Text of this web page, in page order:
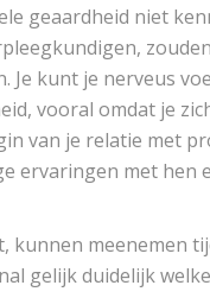
geaardheid niet
kunt je nerveus
vooral omdat je
van je relatie met
ervaringen met hen
kunnen meenemen
gelijk duidelijk